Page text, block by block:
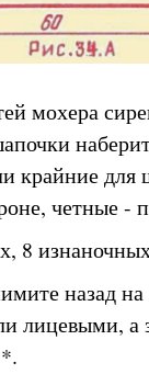
мохера
крайние
четные -
8
назад
лицевыми, а